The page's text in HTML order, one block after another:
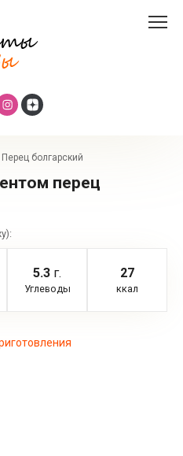
Перец болгарский
5.3 г.
Углеводы
27
ккал